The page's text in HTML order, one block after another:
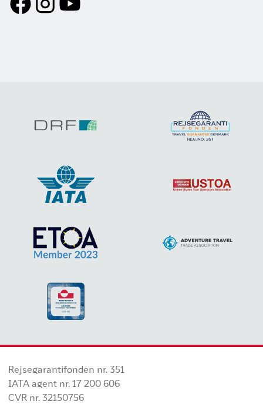
Rejsegarantifonden nr. 351
IATA agent nr. 17 200 606
CVR nr. 32150756